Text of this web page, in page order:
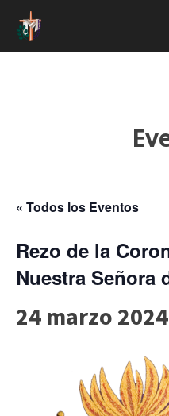
« Todos los Eventos
Rezo de la
Nuestra Señora
24 marzo